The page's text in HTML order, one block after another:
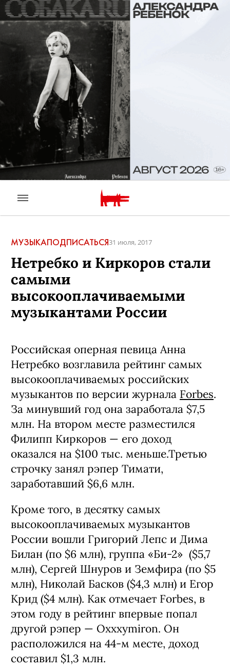
МУЗЫКАПОДПИСАТЬСЯ31 июля, 2017
Нетребко и Киркоров стали
самыми
высокооплачиваемыми
музыкантами России
Российская оперная певица Анна
Нетребко возглавила рейтинг самых
высокооплачиваемых российских
музыкантов по версии журнала Forbes.
За минувший год она заработала $7,5
млн. На втором месте разместился
Филипп Киркоров — его доход
оказался на $100 тыс. меньше.Третью
строчку занял рэпер Тимати,
заработавший $6,6 млн.
Кроме того, в десятку самых
высокооплачиваемых музыкантов
России вошли Григорий Лепс и Дима
Билан (по $6 млн), группа «Би-2» ($5,7
млн), Сергей Шнуров и Земфира (по $5
млн), Николай Басков ($4,3 млн) и Егор
Крид ($4 млн). Как отмечает Forbes, в
этом году в рейтинг впервые попал
другой рэпер — Oxxxymiron. Он
расположился на 44-м месте, доход
составил $1,3 млн.